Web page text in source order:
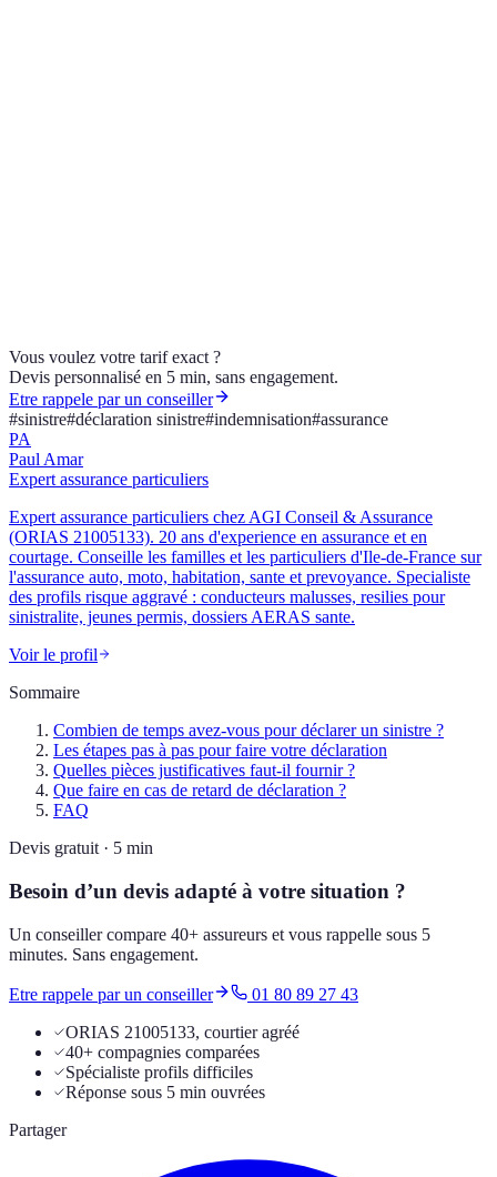
accompagne. Contactez un conseiller.
Vous voulez votre tarif exact ?
Devis personnalisé en 5 min, sans engagement.
Etre rappele par un conseiller
#sinistre#déclaration sinistre#indemnisation#assurance
PA
Paul Amar
Expert assurance particuliers
Expert assurance particuliers chez AGI Conseil & Assurance
(ORIAS 21005133). 20 ans d'experience en assurance et en
courtage. Conseille les familles et les particuliers d'Ile-de-France sur
l'assurance auto, moto, habitation, sante et prevoyance. Specialiste
des profils risque aggravé : conducteurs malusses, resilies pour
sinistralite, jeunes permis, dossiers AERAS sante.
Voir le profil
Sommaire
Combien de temps avez-vous pour déclarer un sinistre ?
Les étapes pas à pas pour faire votre déclaration
Quelles pièces justificatives faut-il fournir ?
Que faire en cas de retard de déclaration ?
FAQ
Devis gratuit · 5 min
Besoin d’un devis adapté à votre situation ?
Un conseiller compare 40+ assureurs et vous rappelle sous 5
minutes. Sans engagement.
Etre rappele par un conseiller
01 80 89 27 43
ORIAS 21005133, courtier agréé
40+ compagnies comparées
Spécialiste profils difficiles
Réponse sous 5 min ouvrées
Partager